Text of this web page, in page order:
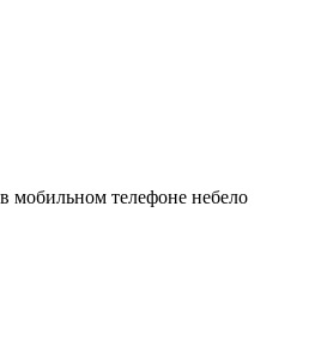
мобильном телефоне небело